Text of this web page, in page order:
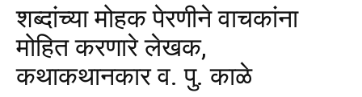
शब्दांच्या मोहक पेरणीने वाचकांना
मोहित करणारे लेखक,
कथाकथानकार व. पु. काळे